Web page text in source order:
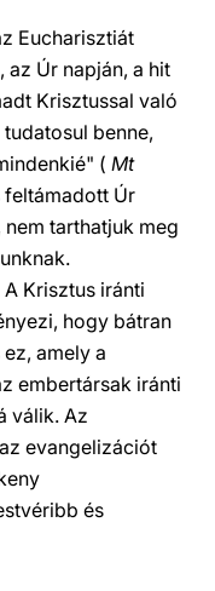
Eucharisztiát
az Úr napján, a hit
Krisztussal való
benne,
( Mt
feltámadott Úr
tarthatjuk meg
Krisztus iránti
hogy bátran
amely a
embertársak iránti
válik. Az
evangelizációt
és